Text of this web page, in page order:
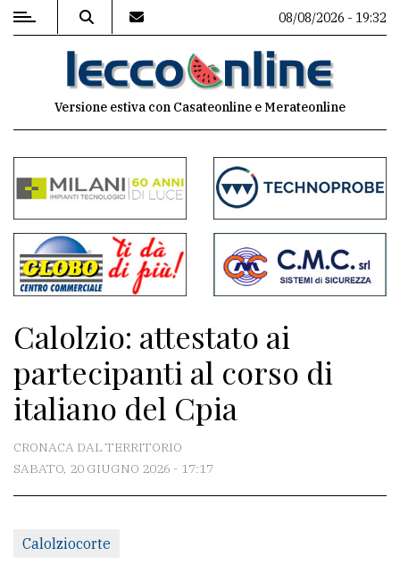
MENU
commenti
Contenuti
del
sito
Meteo
CONTATTI
La
redazione
Per
08/08/2026 - 19:32
Versione estiva con Casateonline e Merateonline
Calolzio: attestato ai
partecipanti al corso di
italiano del Cpia
CRONACA DAL TERRITORIO
SABATO, 20 GIUGNO 2026 - 17:17
Calolziocorte